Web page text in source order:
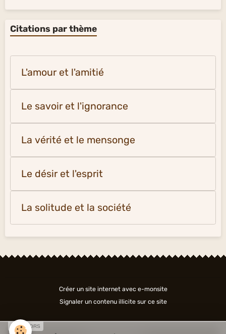
Citations par thème
L'amour et l'amitié
Le savoir et l'ignorance
La vérité et le mensonge
Le désir et l'esprit
La solitude et la société
Créer un site internet avec e-monsite
Signaler un contenu illicite sur ce site
SPONSORS